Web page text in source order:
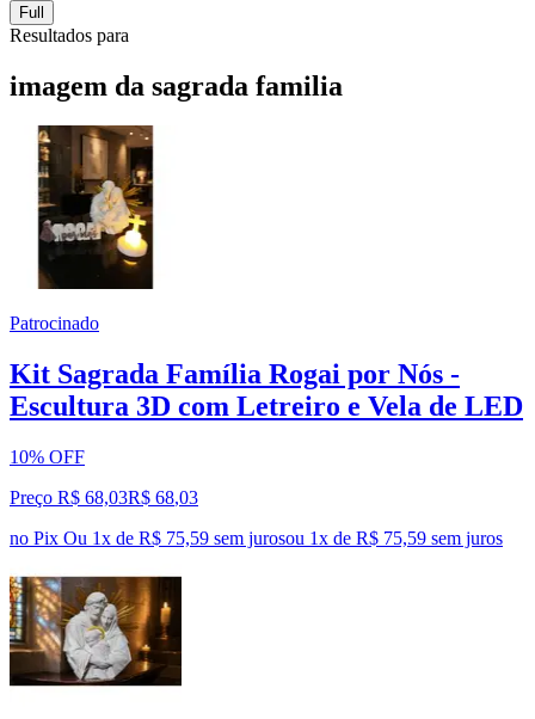
Full
Resultados para
imagem da sagrada familia
Patrocinado
Kit Sagrada Família Rogai por Nós -
Escultura 3D com Letreiro e Vela de LED
10% OFF
Preço R$ 68,03R$ 68,03
no Pix Ou 1x de R$ 75,59 sem jurosou 1x de R$ 75,59 sem juros